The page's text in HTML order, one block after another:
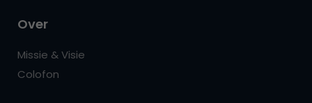
Over
Missie & Visie
Colofon